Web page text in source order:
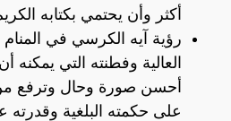
أكثر وأن يحتمي بكتابه
رؤية آيه الكرسي في
العالية وفطنته التي يمكنه
أحسن صورة وحال وترفع من
على حكمته البلغية